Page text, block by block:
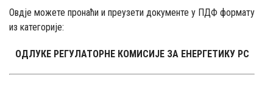
АКТУЕЛНОСТИ
ЈАВНЕ
Овдје можете пронаћи и преузети документе у ПДФ формату
из категорије:
ОДЛУКЕ РЕГУЛАТОРНЕ КОМИСИЈЕ ЗА ЕНЕРГЕТИКУ РС